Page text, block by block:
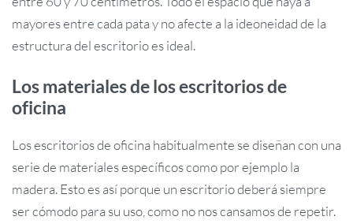
mayores entre cada pata y no afecte a la ideoneidad de la
estructura del escritorio es ideal.
Los materiales de los escritorios de
oficina
Los escritorios de oficina habitualmente se diseñan con una
serie de materiales específicos como por ejemplo la
madera. Esto es así porque un escritorio deberá siempre
ser cómodo para su uso, como no nos cansamos de repetir.